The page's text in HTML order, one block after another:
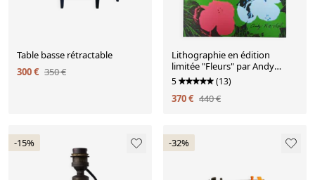
Table basse rétractable
300 € 350 €
Lithographie en édition
limitée "Fleurs" par Andy
Warhol, années 1980, publiée
5 (13)
370 € 440 €
-15% -32%